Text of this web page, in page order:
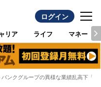
ログイン
リア ライフ マネー
バンクグループの異様な業績乱高下「も